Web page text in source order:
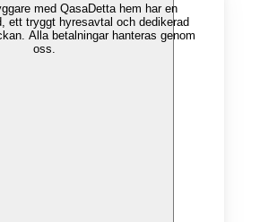
med QasaDetta hem har en
ett tryggt hyresavtal och dedikerad
Alla betalningar hanteras genom
oss.